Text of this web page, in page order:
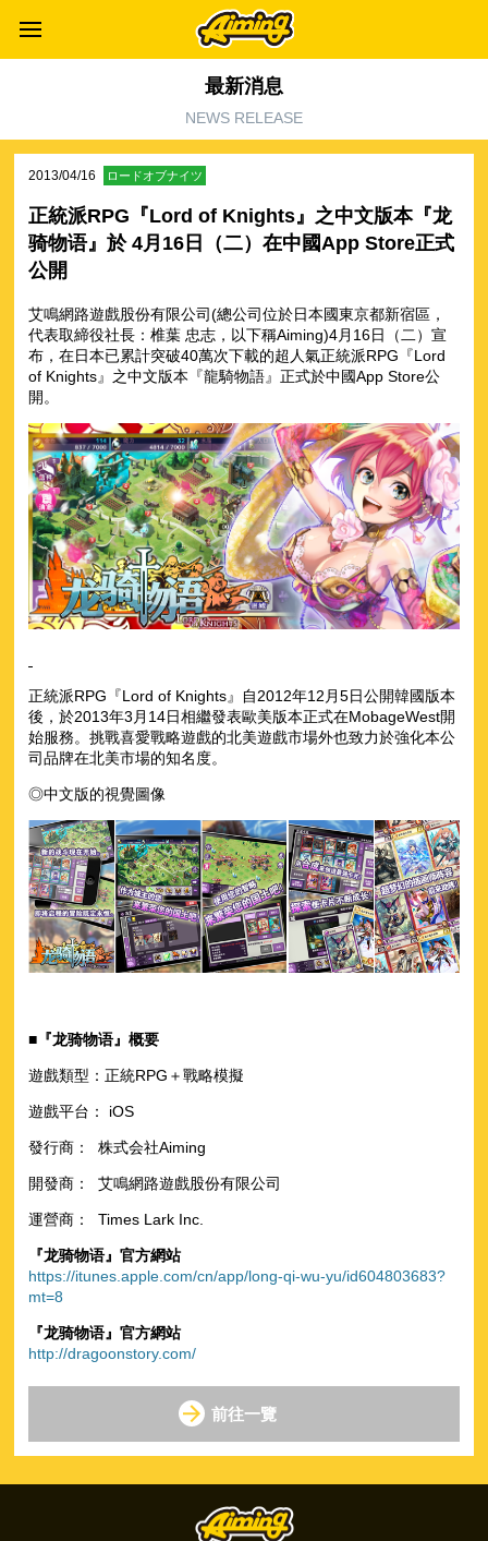
最新消息
NEWS RELEASE
2013/04/16 ロードオブナイツ
正統派RPG『Lord of Knights』之中文版本『龙
骑物语』於 4月16日（二）在中國App Store正式
公開
艾鳴網路遊戲股份有限公司(總公司位於日本國東京都新宿區，
代表取締役社長：椎葉 忠志，以下稱Aiming)4月16日（二）宣
布，在日本已累計突破40萬次下載的超人氣正統派RPG『Lord
of Knights』之中文版本『龍騎物語』正式於中國App Store公
開。
正統派RPG『Lord of Knights』自2012年12月5日公開韓國版本
後，於2013年3月14日相繼發表歐美版本正式在MobageWest開
始服務。挑戰喜愛戰略遊戲的北美遊戲市場外也致力於強化本公
司品牌在北美市場的知名度。
◎中文版的視覺圖像
■『龙骑物语』 概要
遊戲類型：正統RPG＋戰略模擬
遊戲平台： iOS
發行商： 株式会社Aiming
開發商： 艾鳴網路遊戲股份有限公司
運營商： Times Lark Inc.
『龙骑物语』官方網站
https://itunes.apple.com/cn/app/long-qi-wu-yu/id604803683?
mt=8
『龙骑物语』官方網站
http://dragoonstory.com/
前往一覽